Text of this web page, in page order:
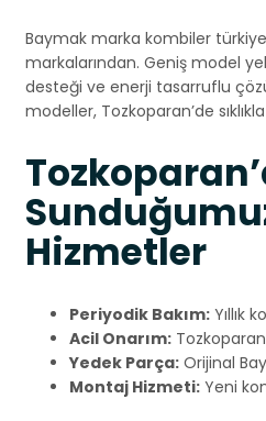
Baymak marka kombiler
markalarından. Geniş model
desteği ve enerji tasarruflu
modeller, Tozkoparan’de
Hizmetler
Periyodik Bakım: Yıllık
Acil Onarım:
Yedek Parça: Orijinal
Montaj Hizmeti: Yeni